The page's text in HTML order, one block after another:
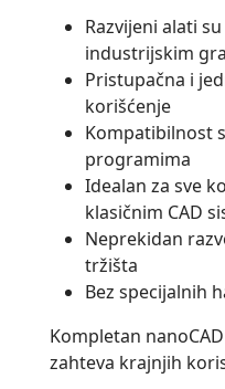
Razvijeni alati
industrijskim
Pristupačna i
korišćenje
Kompatibilnost
programima
Idealan za sve
klasičnim CAD
Neprekidan
tržišta
Bez specijalnih
Kompletan
zahteva krajnjih